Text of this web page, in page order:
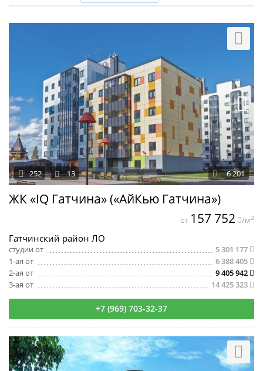
ЖК «IQ Гатчина» («АйКью Гатчина»)
6 201
252 13
Гатчинский район ЛО
студии от
5 301 177
1-ая от
6 388 405
2-ая от
9 405 942
3-ая от
14 425 323
от 157 752 /м2
+7 (969) 703-32-37